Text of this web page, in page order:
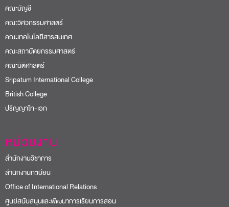
คณะบัญชี
คณะวิศวกรรมศาสตร์
คณะเทคโนโลยีสารสนเทศ
คณะสถาปัตยกรรมศาสตร์
คณะนิติศาสตร์
Sripatum International College
British College
ปริญญาโท-เอก
หน่วยงาน
สำนักงานวิชาการ
สำนักงานทะเบียน
Office of International Relations
ศูนย์สนับสนุนและพัฒนาการเรียนการสอน